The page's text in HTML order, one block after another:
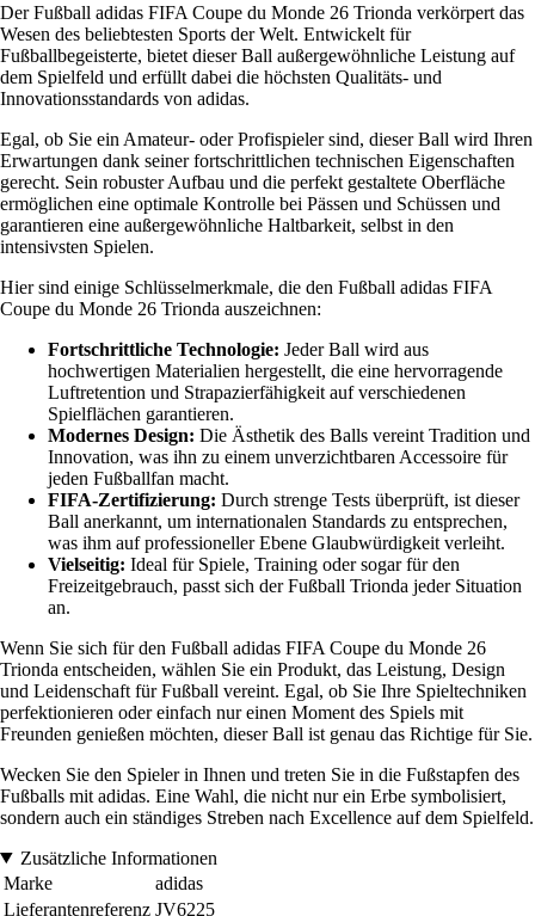
Der Fußball adidas FIFA Coupe du Monde 26 Trionda verkörpert das
Wesen des beliebtesten Sports der Welt. Entwickelt für
Fußballbegeisterte, bietet dieser Ball außergewöhnliche Leistung auf
dem Spielfeld und erfüllt dabei die höchsten Qualitäts- und
Innovationsstandards von adidas.
Egal, ob Sie ein Amateur- oder Profispieler sind, dieser Ball wird Ihren
Erwartungen dank seiner fortschrittlichen technischen Eigenschaften
gerecht. Sein robuster Aufbau und die perfekt gestaltete Oberfläche
ermöglichen eine optimale Kontrolle bei Pässen und Schüssen und
garantieren eine außergewöhnliche Haltbarkeit, selbst in den
intensivsten Spielen.
Hier sind einige Schlüsselmerkmale, die den Fußball adidas FIFA
Coupe du Monde 26 Trionda auszeichnen:
Fortschrittliche Technologie: Jeder Ball wird aus
hochwertigen Materialien hergestellt, die eine hervorragende
Luftretention und Strapazierfähigkeit auf verschiedenen
Spielflächen garantieren.
Modernes Design: Die Ästhetik des Balls vereint Tradition und
Innovation, was ihn zu einem unverzichtbaren Accessoire für
jeden Fußballfan macht.
FIFA-Zertifizierung: Durch strenge Tests überprüft, ist dieser
Ball anerkannt, um internationalen Standards zu entsprechen,
was ihm auf professioneller Ebene Glaubwürdigkeit verleiht.
Vielseitig: Ideal für Spiele, Training oder sogar für den
Freizeitgebrauch, passt sich der Fußball Trionda jeder Situation
an.
Wenn Sie sich für den Fußball adidas FIFA Coupe du Monde 26
Trionda entscheiden, wählen Sie ein Produkt, das Leistung, Design
und Leidenschaft für Fußball vereint. Egal, ob Sie Ihre Spieltechniken
perfektionieren oder einfach nur einen Moment des Spiels mit
Freunden genießen möchten, dieser Ball ist genau das Richtige für Sie.
Wecken Sie den Spieler in Ihnen und treten Sie in die Fußstapfen des
Fußballs mit adidas. Eine Wahl, die nicht nur ein Erbe symbolisiert,
sondern auch ein ständiges Streben nach Excellence auf dem Spielfeld.
Zusätzliche Informationen
Marke
adidas
Lieferantenreferenz JV6225